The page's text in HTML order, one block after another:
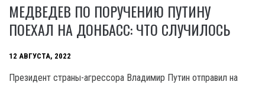
МЕДВЕДЕВ ПО ПОРУЧЕНИЮ ПУТИНУ
ПОЕХАЛ НА ДОНБАСС: ЧТО СЛУЧИЛОСЬ
12 АВГУСТА, 2022
Президент страны-агрессора Владимир Путин отправил на